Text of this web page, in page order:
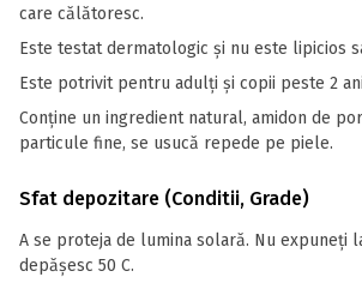
care călătoresc.
Este testat dermatologic și nu este lipicios
Este potrivit pentru adulți și copii peste 2
Conține un ingredient natural, amidon de
particule fine, se usucă repede pe piele.
Sfat depozitare (Conditii, Grade)
A se proteja de lumina solară. Nu expuneţi
depăşesc 50 C.